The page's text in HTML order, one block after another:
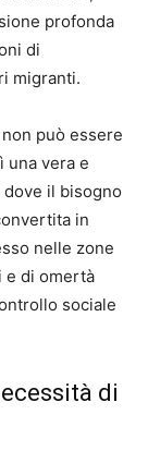
profonda
di
migranti.
può essere
una vera e
il bisogno
in
nelle zone
e di omertà
sociale
di